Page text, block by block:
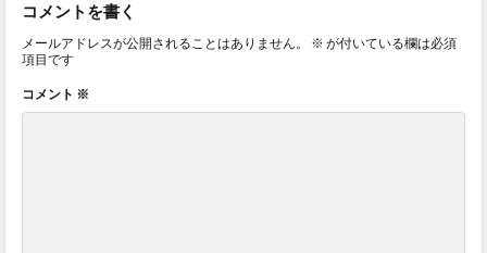
コメントを書く
メールアドレスが公開されることはありません。 ※ が付いている欄は必須
項目です
コメント ※